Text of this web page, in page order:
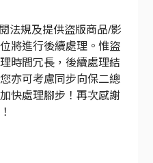
法規及提供盜版商品/影
將進行後續處理。惟盜
時間冗長，後續處理結
亦可考慮同步向保二總
快處理腳步！再次感謝